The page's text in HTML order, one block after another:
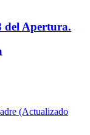
del Apertura.